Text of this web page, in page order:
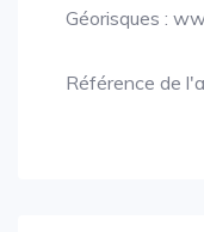
Géorisques :
Référence de